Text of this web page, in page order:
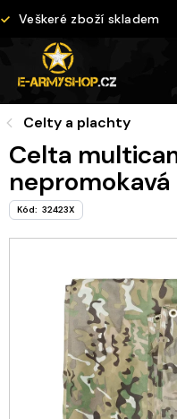
naVeškeré zboží skladem
Celty a plachty
Celta
nepromokavá
Kód: 32423X